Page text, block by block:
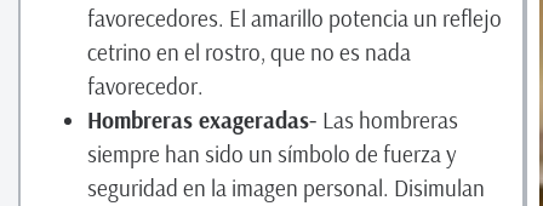
favorecedores. El amarillo potencia un reflejo
cetrino en el rostro, que no es nada
favorecedor.
Hombreras exageradas- Las hombreras
siempre han sido un símbolo de fuerza y
seguridad en la imagen personal. Disimulan